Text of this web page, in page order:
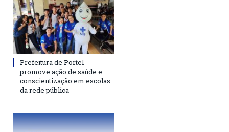
Prefeitura de Portel
promove ação de saúde e
conscientização em escolas
da rede pública